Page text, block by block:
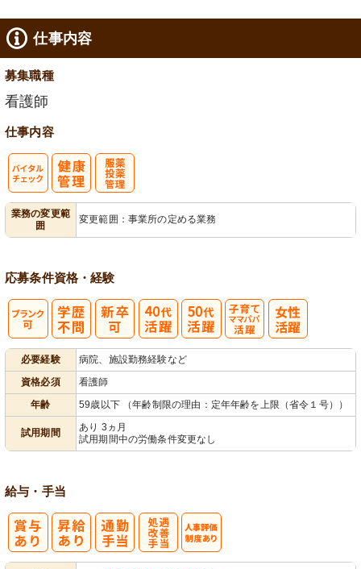
仕事内容
募集職種
看護師
仕事内容
業務の変更範
囲
変更範囲：事業所の定める業務
応募条件資格・経験
必要経験
病院、施設勤務経験など
資格必須
看護師
年齢
59歳以下 （年齢制限の理由：定年年齢を上限（省令１号））
試用期間
あり 3ヵ月
試用期間中の労働条件変更なし
給与・手当